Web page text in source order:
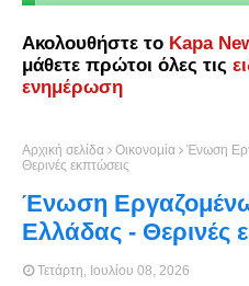
Ακολουθήστε το Kapa
μάθετε πρώτοι όλες τις
ενημέρωση
Αρχική σελίδα Οικονομία
Ένωση
Θερινές εκπτώσεις
Ένωση
Ελλάδας - Θερινές
Τετάρτη, Ιουλίου 08, 2026